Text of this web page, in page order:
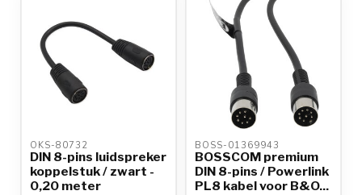
OKS-80732
DIN 8-pins luidspreker
koppelstuk / zwart -
0,20 meter
BOSS-01369943
BOSSCOM premium
DIN 8-pins / Powerlink
PL8 kabel voor B&O...